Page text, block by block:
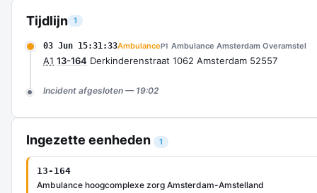
Tijdlijn 1
03 Jun 15:31:33AmbulanceP1 Ambulance Amsterdam Overamstel
A1 13-164 Derkinderenstraat 1062 Amsterdam 52557
Incident afgesloten — 19:02
Ingezette eenheden 1
13-164
Ambulance hoogcomplexe zorg Amsterdam-Amstelland